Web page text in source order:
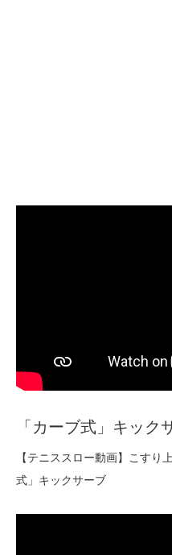
「カーブ式」キック
【テニススロー動画】こすり
式」キックサーブ